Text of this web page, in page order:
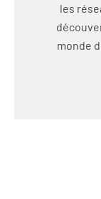
les
monde